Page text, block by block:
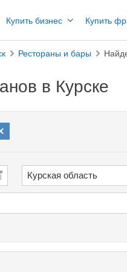
Купить бизнес Купить
Рестораны и бары
в Курске
Курская область